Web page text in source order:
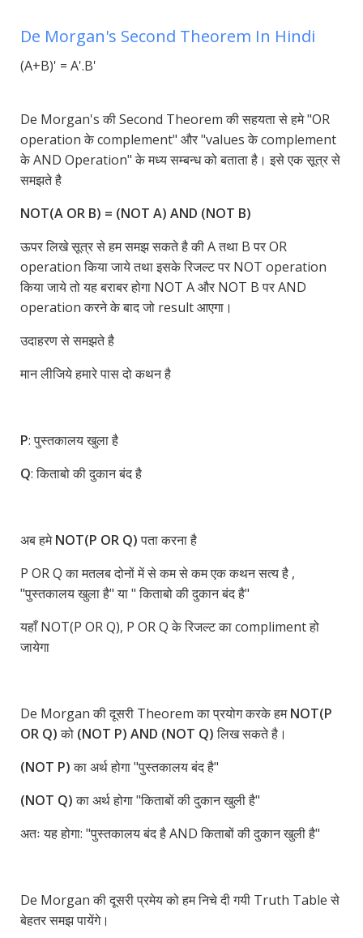
De Morgan's Second Theorem In Hindi
(A+B)' = A'.B'
De Morgan's की Second Theorem की सहयता से हमे "OR
operation के complement" और "values के complement
के AND Operation" के मध्य सम्बन्ध को बताता है। इसे एक सूत्र से
समझते है
NOT(A OR B) = (NOT A) AND (NOT B)
ऊपर लिखे सूत्र से हम समझ सकते है की A तथा B पर OR
operation किया जाये तथा इसके रिजल्ट पर NOT operation
किया जाये तो यह बराबर होगा NOT A और NOT B पर AND
operation करने के बाद जो result आएगा।
उदाहरण से समझते है
मान लीजिये हमारे पास दो कथन है
P: पुस्तकालय खुला है
Q: किताबो की दुकान बंद है
अब हमेNOT(P OR Q)पता करना है
P OR Q का मतलब दोनों में से कम से कम एक कथन सत्य है ,
"पुस्तकालय खुला है" या " किताबो की दुकान बंद है"
यहाँ NOT(P OR Q), P OR Q के रिजल्ट का compliment हो
जायेगा
De Morgan की दूसरी Theorem का प्रयोग करके हमNOT(P
OR Q)को (NOT P) AND (NOT Q)लिख सकते है।
(NOT P)का अर्थ होगा "पुस्तकालय बंद है"
(NOT Q)का अर्थ होगा "किताबों की दुकान खुली है"
अतः यह होगा: "पुस्तकालय बंद है AND किताबों की दुकान खुली है"
De Morgan की दूसरी प्रमेय को हम निचे दी गयी Truth Table से
बेहतर समझ पायेंगे।